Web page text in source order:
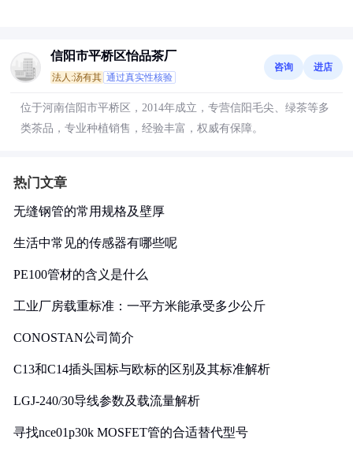
信阳市平桥区怡品茶厂
法人:汤有其 通过真实性核验
咨询 进店
位于河南信阳市平桥区，2014年成立，专营信阳毛尖、绿茶等多
类茶品，专业种植销售，经验丰富，权威有保障。
热门文章
无缝钢管的常用规格及壁厚
生活中常见的传感器有哪些呢
PE100管材的含义是什么
工业厂房载重标准：一平方米能承受多少公斤
CONOSTAN公司简介
C13和C14插头国标与欧标的区别及其标准解析
LGJ-240/30导线参数及载流量解析
寻找nce01p30k MOSFET管的合适替代型号